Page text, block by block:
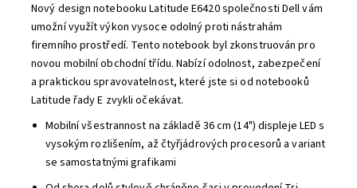
Nový design notebooku Latitude E6420 společnosti Dell vám
umožní využít výkon vysoce odolný proti nástrahám
firemního prostředí. Tento notebook byl zkonstruován pro
novou mobilní obchodní třídu. Nabízí odolnost, zabezpečení
a praktickou spravovatelnost, které jste si od notebooků
Latitude řady E zvykli očekávat.
Mobilní všestrannost na základě 36 cm (14") displeje LED s
vysokým rozlišením, až čtyřjádrových procesorů a variant
se samostatnými grafikami